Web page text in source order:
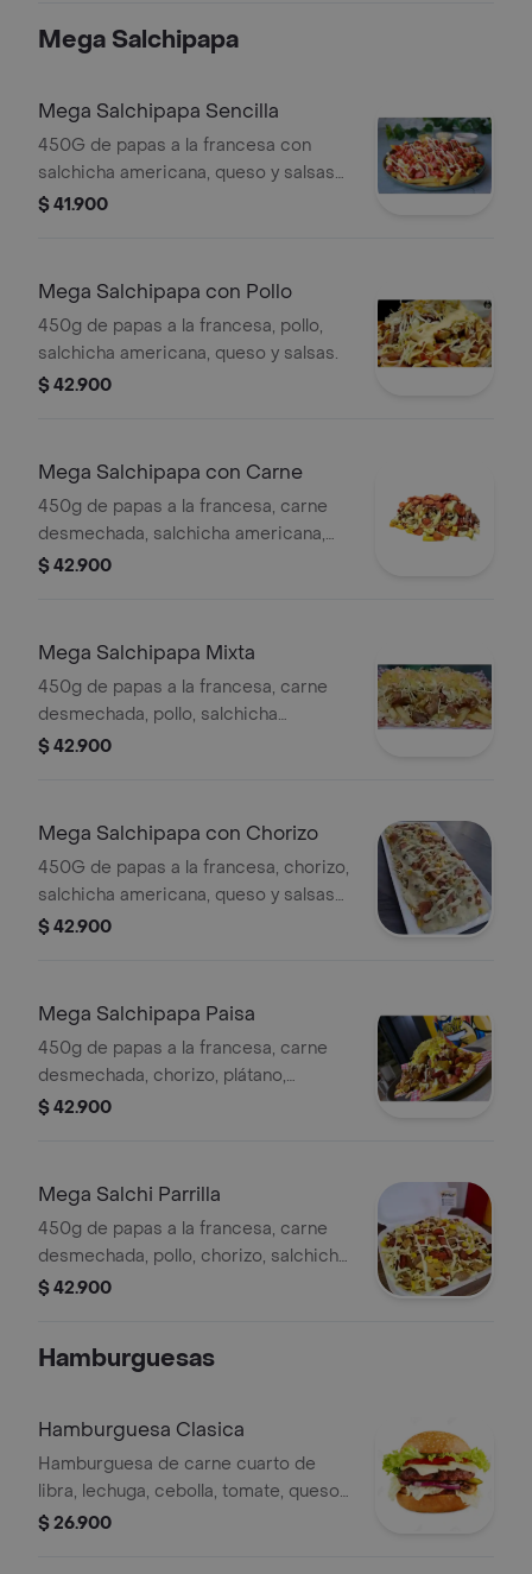
Mega Salchipapa
Mega Salchipapa Sencilla
450G de papas a la francesa con
salchicha americana, queso y salsas
de la casa.
$ 41.900
Mega Salchipapa con Pollo
450g de papas a la francesa, pollo,
salchicha americana, queso y salsas.
$ 42.900
Mega Salchipapa con Carne
450g de papas a la francesa, carne
desmechada, salchicha americana,
queso y salsas de la casa.
$ 42.900
Mega Salchipapa Mixta
450g de papas a la francesa, carne
desmechada, pollo, salchicha
americana, queso y salsas de la casa.
$ 42.900
Mega Salchipapa con Chorizo
450G de papas a la francesa, chorizo,
salchicha americana, queso y salsas
de la casa.
$ 42.900
Mega Salchipapa Paisa
450g de papas a la francesa, carne
desmechada, chorizo, plátano,
salchicha americana, queso y salsas
$ 42.900
Mega Salchi Parrilla
450g de papas a la francesa, carne
desmechada, pollo, chorizo, salchicha
americana, queso y salsas de la casa.
$ 42.900
Hamburguesas
Hamburguesa Clasica
Hamburguesa de carne cuarto de
libra, lechuga, cebolla, tomate, queso
cheedar, salsa de la casa, papas a la
$ 26.900